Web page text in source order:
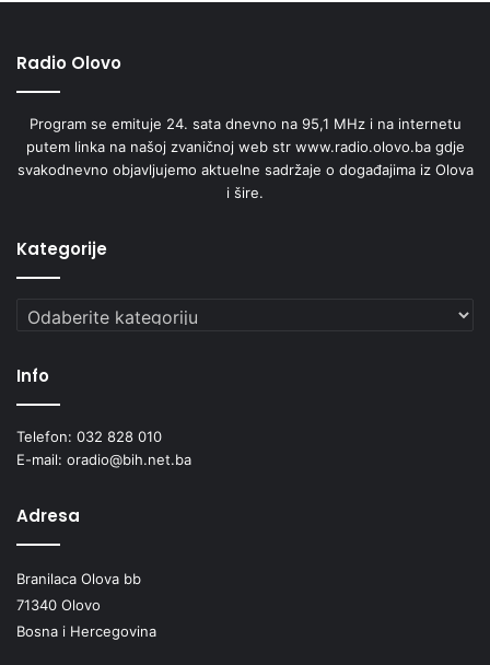
Radio Olovo
Program se emituje 24. sata dnevno na 95,1 MHz i na internetu
putem linka na našoj zvaničnoj web str www.radio.olovo.ba gdje
svakodnevno objavljujemo aktuelne sadržaje o događajima iz Olova
i šire.
Kategorije
Kategorije
Info
Telefon: 032 828 010
E-mail: oradio@bih.net.ba
Adresa
Branilaca Olova bb
71340 Olovo
Bosna i Hercegovina